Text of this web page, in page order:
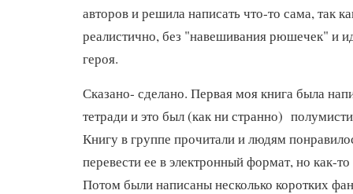
авторов и решила написать что-то сама, так
реалистично, без "навешивания рюшечек" и
героя.
Сказано- сделано. Первая моя книга была
тетради и это был (как ни странно)
Книгу в группе прочитали и людям
перевести ее в электронный формат, но как-
Потом были написаны несколько коротких